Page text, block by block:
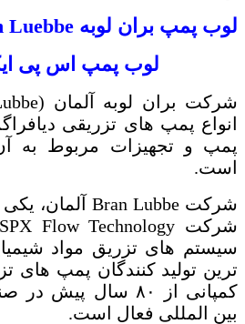
لوب پمپ بران لوبه Luebbe
لوب پمپ اس پی
شرکت بران لوبه آلمان (
انواع پمپ های تزریقی
پمپ و تجهیزات مربوط به
است.
شرکت Bran Lubbeآلمان، یکی
شرکت SPX Flow Technology
سیستم های تزریق مواد
ترین تولید کنندگان پمپ های
کمپانی از ۸۰ سال
بین المللی فعال است.